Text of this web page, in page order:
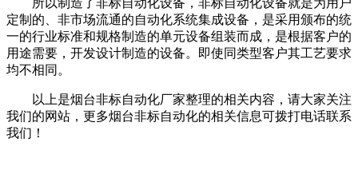
所以制造了非标自动化设备，非标自动化设备就是为用户
定制的、非市场流通的自动化系统集成设备，是采用颁布的统
一的行业标准和规格制造的单元设备组装而成，是根据客户的
用途需要，开发设计制造的设备。即使同类型客户其工艺要求
均不相同。
以上是烟台非标自动化厂家整理的相关内容，请大家关注
我们的网站，更多烟台非标自动化的相关信息可拨打电话联系
我们！